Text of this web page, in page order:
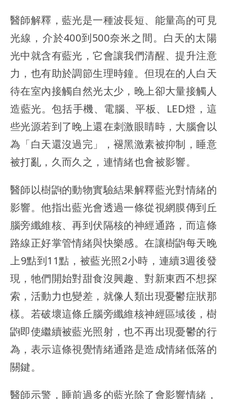
醫師解釋，藍光是一種波長短、能量高的可見
光線，介於400到500奈米之間。白天的太陽
光中就含有藍光，它會讓我們清醒、提升注意
力，也有助於調節生理時鐘。但現在的人白天
待在室內接觸自然光太少，晚上卻大量接觸人
造藍光。包括手機、電腦、平板、LED燈，這
些光源若到了晚上還在刺激眼睛時，大腦會以
為「白天還沒過完」，褪黑激素被抑制，睡意
被打亂，久而久之，連情緒也會被影響。
醫師以樹鼩的動物實驗結果解釋藍光對情緒的
影響。他指出藍光會透過一條從視網膜傳到丘
腦旁纖維核、再到伏隔核的神經通路，而這條
路線正好掌管情緒與快樂感。在讓樹鼩每天晚
上9點到11點，被藍光照2小時，連續3週後發
現，牠們開始對甜食沒興趣、對新東西不想探
索，活動力也變差，就像人類出現憂鬱症狀那
樣。若破壞這條丘腦旁纖維核神經區域後，樹
鼩即使繼續被藍光照射，也不再出現憂鬱的行
為，表示這條視覺情緒通路是造成情緒低落的
關鍵。
醫師示警，睡前過多的藍光除了會影響情緒，